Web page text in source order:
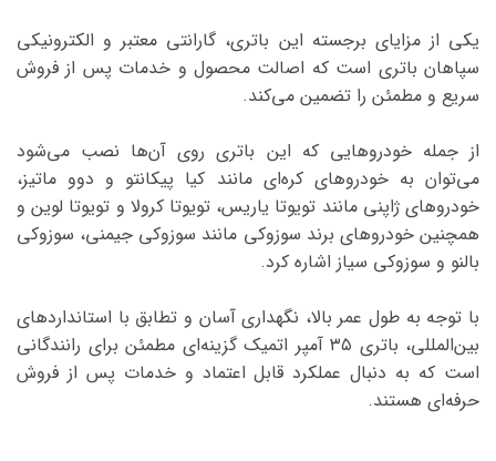
یکی از مزایای برجسته این باتری، گارانتی معتبر و الکترونیکی
سپاهان باتری است که اصالت محصول و خدمات پس از فروش
سریع و مطمئن را تضمین می‌کند.
از جمله خودروهایی که این باتری روی آن‌ها نصب می‌شود
می‌توان به خودروهای کره‌ای مانند کیا پیکانتو و دوو ماتیز،
خودروهای ژاپنی مانند تویوتا یاریس، تویوتا کرولا و تویوتا لوین و
همچنین خودروهای برند سوزوکی مانند سوزوکی جیمنی، سوزوکی
بالنو و سوزوکی سیاز اشاره کرد.
با توجه به طول عمر بالا، نگهداری آسان و تطابق با استانداردهای
بین‌المللی، باتری ۳۵ آمپر اتمیک گزینه‌ای مطمئن برای رانندگانی
است که به دنبال عملکرد قابل اعتماد و خدمات پس از فروش
حرفه‌ای هستند.